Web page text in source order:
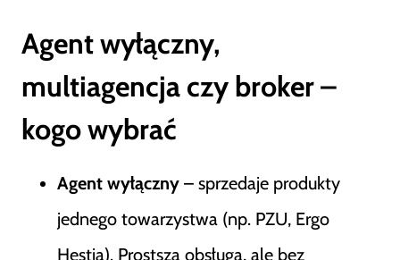
Agent wyłączny,
multiagencja czy broker –
kogo wybrać
Agent wyłączny – sprzedaje produkty
jednego towarzystwa (np. PZU, Ergo
Hestia). Prostsza obsługa, ale bez